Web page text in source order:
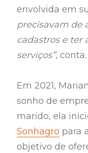
envolvida em
precisavam de
cadastros e ter
serviços”, conta.
Em 2021,
sonho de
marido, ela
Sonhagro para
objetivo de